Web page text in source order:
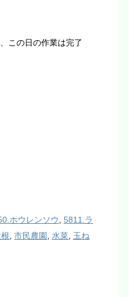
この日の作業は完了
ホウレンソウ
5811.ラ
市民農園 水菜 玉ね